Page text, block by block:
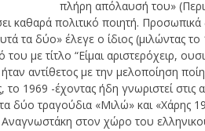
πλήρη απόλαυσή του»
καθαρά πολιτικό ποιητή. Προσωπικά
τα δύο» έλεγε ο ίδιος
με τίτλο “Είμαι αριστερόχειρ,
αντίθετος με την μελοποίηση
1969 -έχοντας ήδη γνωριστεί στις
δύο τραγούδια «Μιλώ» και «Χάρης
στον χώρο του